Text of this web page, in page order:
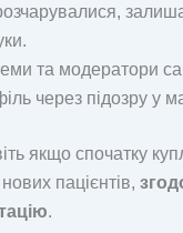
та модератори
через підозру у
якщо спочатку
пацієнтів,
.